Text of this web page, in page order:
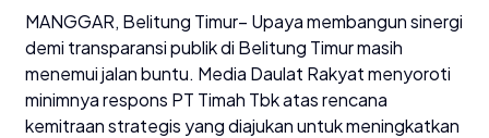
MANGGAR, Belitung Timur– Upaya membangun sinergi
demi transparansi publik di Belitung Timur masih
menemui jalan buntu. Media Daulat Rakyat menyoroti
minimnya respons PT Timah Tbk atas rencana
kemitraan strategis yang diajukan untuk meningkatkan